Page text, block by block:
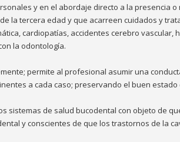
y en el abordaje directo a la presencia
la tercera edad y que acarreen cuidados y
cardiopatías, accidentes cerebro vascular,
la odontología.
permite al profesional asumir una
a cada caso; preservando el buen estado
sistemas de salud bucodental con objeto de
y conscientes de que los trastornos de la